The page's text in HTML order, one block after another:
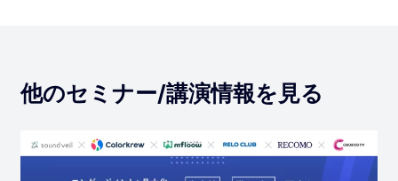
他のセミナー/講演情報を見る